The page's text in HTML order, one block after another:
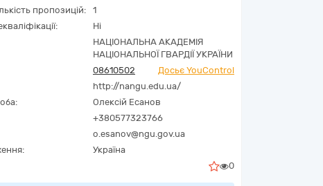
пропозицій:
1
Ні
НАЦІОНАЛЬНА АКАДЕМІЯ
НАЦІОНАЛЬНОЇ ГВАРДІЇ УКРАЇНИ
08610502
Досьє YouControl
http://nangu.edu.ua/
Олексій Есанов
+380577323766
o.esanov@ngu.gov.ua
Україна
0